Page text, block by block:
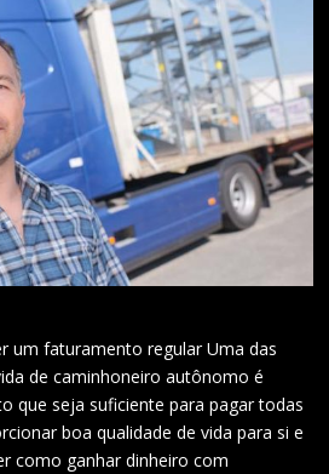
um faturamento regular Uma das
de caminhoneiro autônomo é
que seja suficiente para pagar todas
boa qualidade de vida para si e
como ganhar dinheiro com